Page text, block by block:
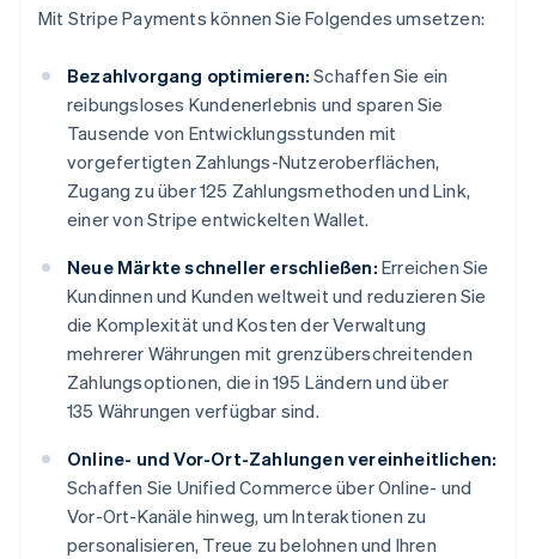
Mit Stripe Payments können Sie Folgendes umsetzen:
Bezahlvorgang optimieren: Schaffen Sie ein
reibungsloses Kundenerlebnis und sparen Sie
Tausende von Entwicklungsstunden mit
vorgefertigten Zahlungs-Nutzeroberflächen,
Zugang zu über 125 Zahlungsmethoden und Link,
einer von Stripe entwickelten Wallet.
Neue Märkte schneller erschließen: Erreichen Sie
Kundinnen und Kunden weltweit und reduzieren Sie
die Komplexität und Kosten der Verwaltung
mehrerer Währungen mit grenzüberschreitenden
Zahlungsoptionen, die in 195 Ländern und über
135 Währungen verfügbar sind.
Online- und Vor-Ort-Zahlungen vereinheitlichen:
Schaffen Sie Unified Commerce über Online- und
Vor-Ort-Kanäle hinweg, um Interaktionen zu
personalisieren, Treue zu belohnen und Ihren